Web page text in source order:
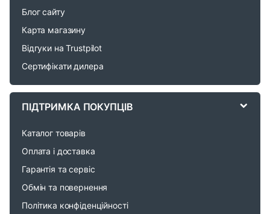
C
Блог сайту
Карта магазину
Відгуки на Trustpilot
Сертифікати дилера
ПІДТРИМКА ПОКУПЦІВ
Каталог товарів
Оплата і доставка
Гарантія та сервіс
Обмін та повернення
Політика конфіденційності